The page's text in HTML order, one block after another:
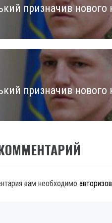
призначив нового
призначив нового
вам необходимо